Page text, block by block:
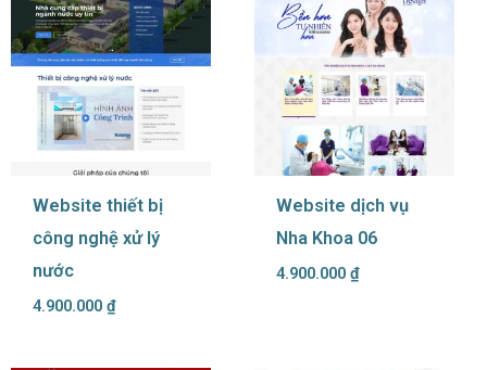
Website thiết bị
công nghệ xử lý
nước
4.900.000 ₫
Website dịch vụ
Nha Khoa 06
4.900.000 ₫